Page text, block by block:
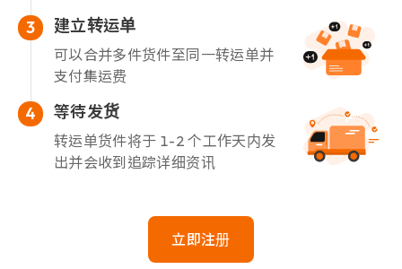
3 建立转运单
可以合并多件货件至同一转运单并
支付集运费
4 等待发货
转运单货件将于 1-2 个工作天内发
出并会收到追踪详细资讯
立即注册